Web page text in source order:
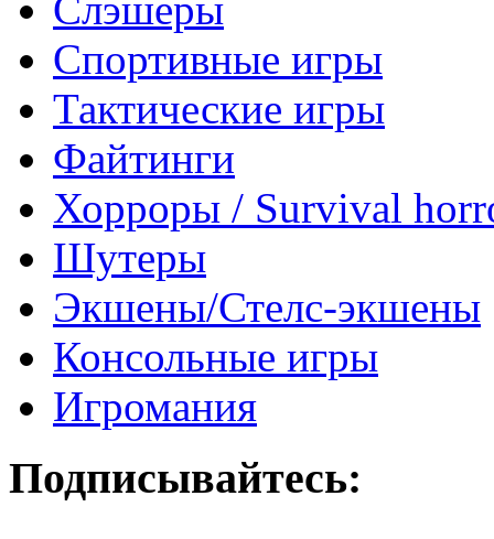
Слэшеры
Спортивные игры
Тактические игры
Файтинги
Хорроры / Survival
Шутеры
Экшены/Стелс-экшены
Консольные игры
Игромания
Подписывайтесь: